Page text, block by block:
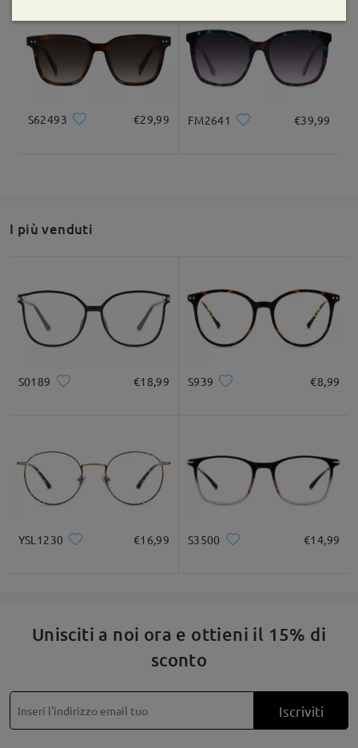
Salve, potrei avere l'occhiale da sole ma con le lenti
progressive da ricetta? Grazie per la cortese risposta
da Sara su Oct 18 , 2024
Firmoo'sreply
Se hai ancora dubbi, non esitare a contattarci tramite LiveChat
su Oct 19 , 2024
Fai una domanda
S62493 €29,99 FM2641 €39,99
I più venduti
S0189 €18,99 S939 €8,99
YSL1230 €16,99 S3500 €14,99
Unisciti a noi ora e ottieni il 15% di
sconto
Iscriviti